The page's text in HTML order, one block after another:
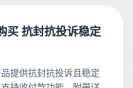
买 抗封抗投诉稳定
提供抗封抗投诉且稳定